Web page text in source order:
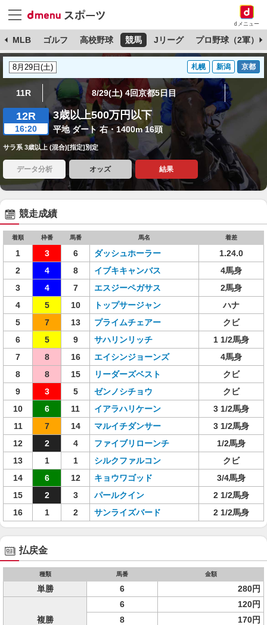
dメニュー
MLB ゴルフ 高校野球 競馬 Jリーグ プロ野球（2軍）
札幌 新潟 京都
11R 8/29(土) 4回京都5日目
12R
16:20
3歳以上500万円以下
平地 ダート 右・1400m 16頭
サラ系 3歳以上 (混合)[指定]別定
データ分析 オッズ 結果
競走成績
着順 枠番 馬番 馬名 着差
1 3 6 ダッシュホーラー
1.24.0
2
4 8 イブキキャンバス
4馬身
3
4 7 エスジーペガサス
2馬身
4
5 10 トップサージャン
ハナ
5
7 13 プライムチェアー
クビ
6
5 9 サハリンリッチ
1 1/2馬身
7
8 16 エイシンジョーンズ
4馬身
8
8 15 リーダーズベスト
クビ
9
3 5 ゼンノシチョウ
クビ
10
6 11 イアラハリケーン
3 1/2馬身
11
7 14 マルイチダンサー
3 1/2馬身
12
2 4 ファイブリローンチ
1/2馬身
13
1 1 シルクファルコン
クビ
14
6 12 キョウワゴッド
3/4馬身
15
2 3 パールクイン
2 1/2馬身
16
1 2 サンライズバード 2 1/2馬身
払戻金
種類 馬番 金額
単勝 6 280円
複勝
6
120円
8
170円